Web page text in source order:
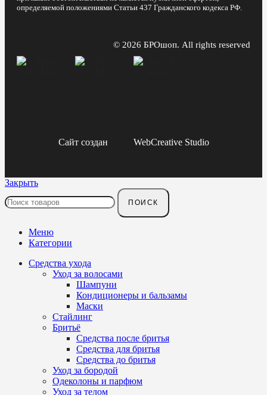
определяемой положениями Статьи 437 Гражданского кодекса РФ.
© 2026 БРОшоп. All rights reserved
Сайт создан WebCreative Studio
Закрыть
ПОИСК
Меню
Категории
Средства ухода
Уход за волосами
Шампуни
Кондиционеры и бальзамы
Маски
Стайлинг
Бритьё
Средства после бритья
Средства для бритья
Средства до бритья
Уход за бородой
Одеколоны и парфюм
Уход за телом